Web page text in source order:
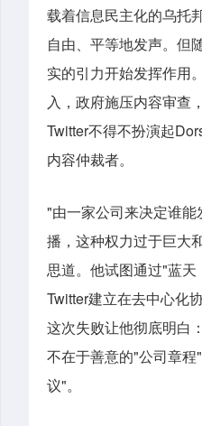
载着信息民主化的乌托
自由、平等地发声。但
实的引力开始发挥作用
入，政府施压内容审查
Twitter不得不扮演起
内容仲裁者。
"由一家公司来决定谁
播，这种权力过于巨大
思道。他试图通过"蓝天
Twitter建立在去中心化
这次失败让他彻底明白
不在于善意的"公司章程"
议"。